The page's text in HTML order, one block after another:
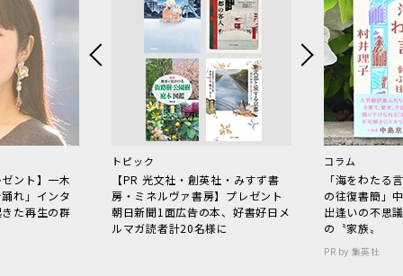
ント】一木
れ」インタ
た再生の群
トピック
【PR 光文社・創英社・みすず書
房・ミネルヴァ書房】プレゼント
朝日新聞1面広告の本、好書好日メ
ルマガ読者計20名様に
コラム
「海をわた
の往復書簡」
出逢いの不思
の〝家族〟
PR by 集英社